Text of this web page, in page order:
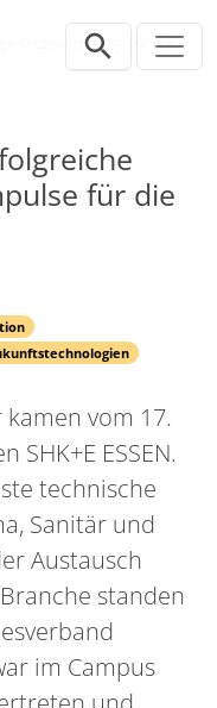
setzen Impulse für die
für die
vom 17.
SHK+E ESSEN.
technische
Sanitär und
Austausch
standen
im Campus